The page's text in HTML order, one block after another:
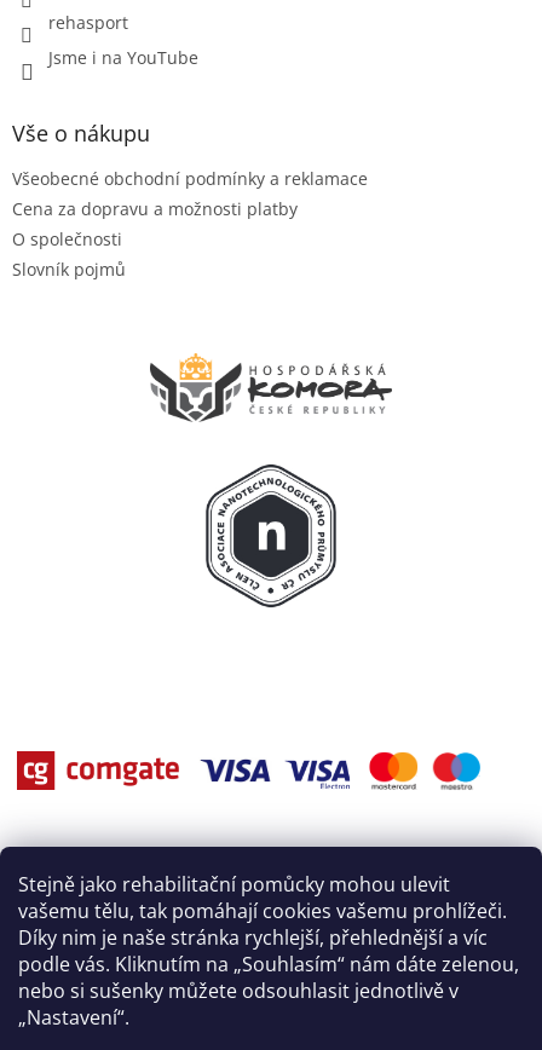
Stejně jako rehabilitační pomůcky mohou ulevit
vašemu tělu, tak pomáhají cookies vašemu prohlížeči.
Díky nim je naše stránka rychlejší, přehlednější a víc
podle vás. Kliknutím na „Souhlasím“ nám dáte zelenou,
nebo si sušenky můžete odsouhlasit jednotlivě v
„Nastavení“.
rehasport
Jsme i na YouTube
Vše o nákupu
Všeobecné obchodní podmínky a reklamace
Cena za dopravu a možnosti platby
O společnosti
Slovník pojmů